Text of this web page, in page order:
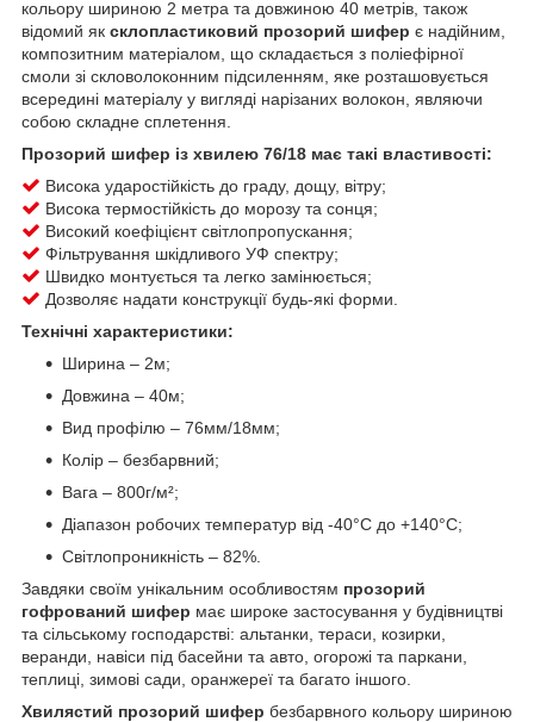
кольору шириною 2 метра та довжиною 40 метрів, також
відомий як склопластиковий прозорий шифер є надійним,
композитним матеріалом, що складається з поліефірної
смоли зі скловолоконним підсиленням, яке розташовується
всередині матеріалу у вигляді нарізаних волокон, являючи
собою складне сплетення.
Прозорий шифер із хвилею 76/18 має такі властивості:
Висока ударостійкість до граду, дощу, вітру;
Висока термостійкість до морозу та сонця;
Високий коефіцієнт світлопропускання;
Фільтрування шкідливого УФ спектру;
Швидко монтується та легко замінюється;
Дозволяє надати конструкції будь-які форми.
Технічні характеристики:
Ширина – 2м;
Довжина – 40м;
Вид профілю – 76мм/18мм;
Колір – безбарвний;
Вага – 800г/м²;
Діапазон робочих температур від -40°C до +140°C;
Світлопроникність – 82%.
Завдяки своїм унікальним особливостям прозорий
гофрований шифер має широке застосування у будівництві
та сільському господарстві: альтанки, тераси, козирки,
веранди, навіси під басейни та авто, огорожі та паркани,
теплиці, зимові сади, оранжереї та багато іншого.
Хвилястий прозорий шифер безбарвного кольору шириною